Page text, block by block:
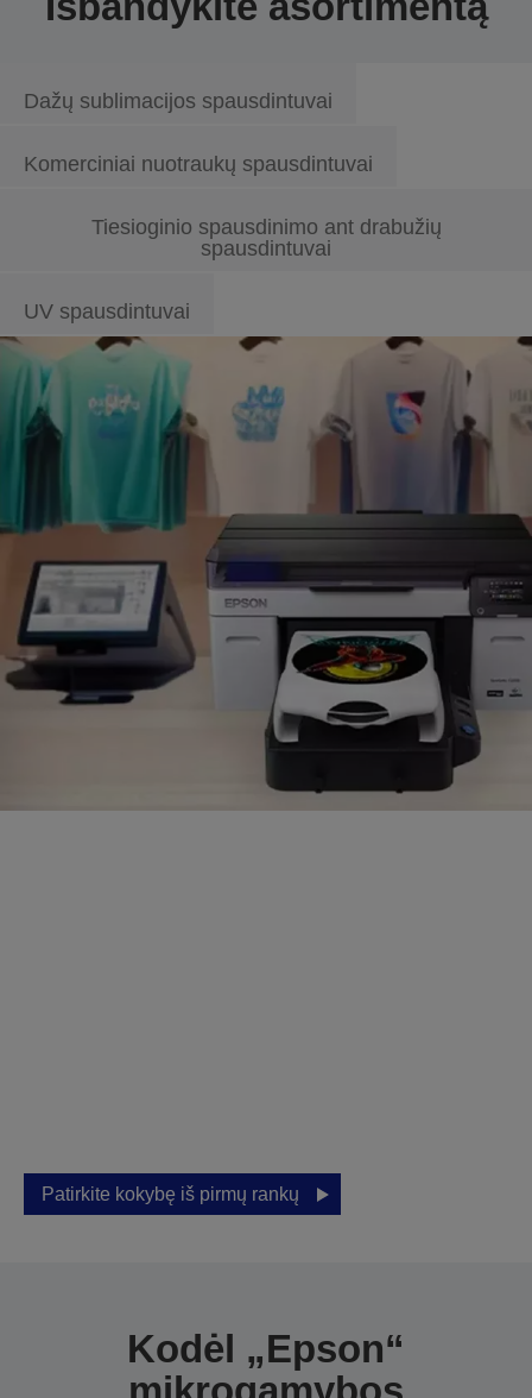
Dažų sublimacijos spausdintuvai
Komerciniai nuotraukų spausdintuvai
Tiesioginio spausdinimo ant drabužių
spausdintuvai
UV spausdintuvai
Patirkite kokybę iš pirmų rankų
Kodėl „Epson“